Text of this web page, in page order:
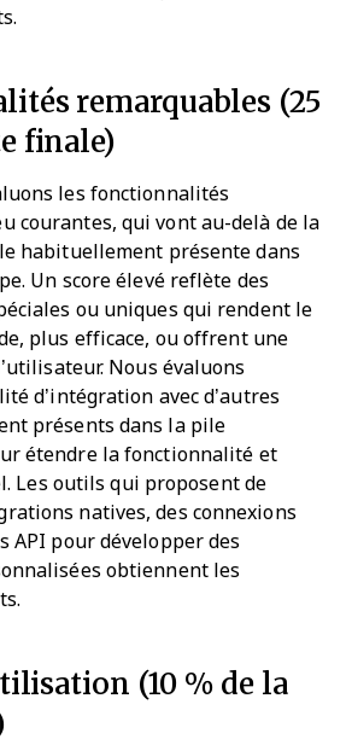
remarquables (25
finale)
les fonctionnalités
courantes, qui vont au-delà de la
habituellement présente dans
Un score élevé reflète des
ou uniques qui rendent le
plus efficace, ou offrent une
Nous évaluons
d’intégration avec d’autres
présents dans la pile
étendre la fonctionnalité et
Les outils qui proposent de
natives, des connexions
API pour développer des
obtiennent les
(10 % de la